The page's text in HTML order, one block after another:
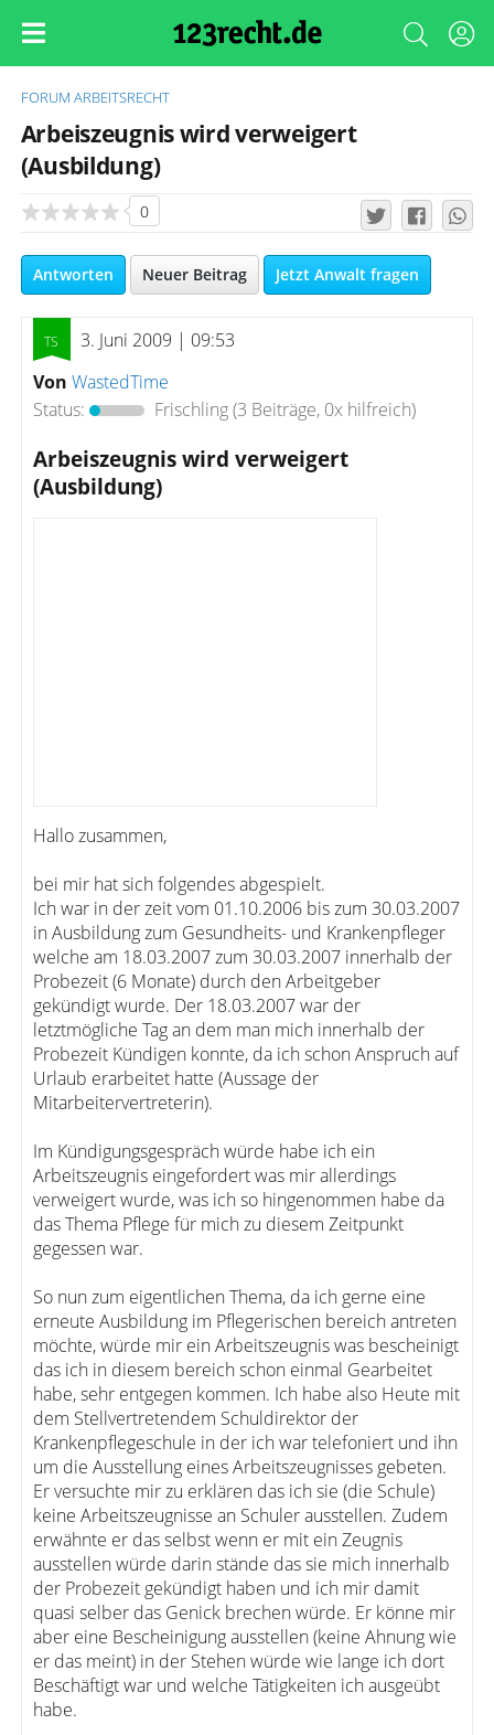
FORUM ARBEITSRECHT
Arbeiszeugnis wird verweigert
(Ausbildung)
0
Antworten Neuer Beitrag Jetzt Anwalt fragen
3. Juni 2009 | 09:53
Von WastedTime
Status:
Frischling(3 Beiträge, 0x hilfreich)
Arbeiszeugnis wird verweigert
(Ausbildung)
Hallo zusammen,
bei mir hat sich folgendes abgespielt.
Ich war in der zeit vom 01.10.2006 bis zum 30.03.2007
in Ausbildung zum Gesundheits- und Krankenpfleger
welche am 18.03.2007 zum 30.03.2007 innerhalb der
Probezeit (6 Monate) durch den Arbeitgeber
gekündigt wurde. Der 18.03.2007 war der
letztmögliche Tag an dem man mich innerhalb der
Probezeit Kündigen konnte, da ich schon Anspruch auf
Urlaub erarbeitet hatte (Aussage der
Mitarbeitervertreterin).
Im Kündigungsgespräch würde habe ich ein
Arbeitszeugnis eingefordert was mir allerdings
verweigert wurde, was ich so hingenommen habe da
das Thema Pflege für mich zu diesem Zeitpunkt
gegessen war.
So nun zum eigentlichen Thema, da ich gerne eine
erneute Ausbildung im Pflegerischen bereich antreten
möchte, würde mir ein Arbeitszeugnis was bescheinigt
das ich in diesem bereich schon einmal Gearbeitet
habe, sehr entgegen kommen. Ich habe also Heute mit
dem Stellvertretendem Schuldirektor der
Krankenpflegeschule in der ich war telefoniert und ihn
um die Ausstellung eines Arbeitszeugnisses gebeten.
Er versuchte mir zu erklären das ich sie (die Schule)
keine Arbeitszeugnisse an Schuler ausstellen. Zudem
erwähnte er das selbst wenn er mit ein Zeugnis
ausstellen würde darin stände das sie mich innerhalb
der Probezeit gekündigt haben und ich mir damit
quasi selber das Genick brechen würde. Er könne mir
aber eine Bescheinigung ausstellen (keine Ahnung wie
er das meint) in der Stehen würde wie lange ich dort
Beschäftigt war und welche Tätigkeiten ich ausgeübt
habe.